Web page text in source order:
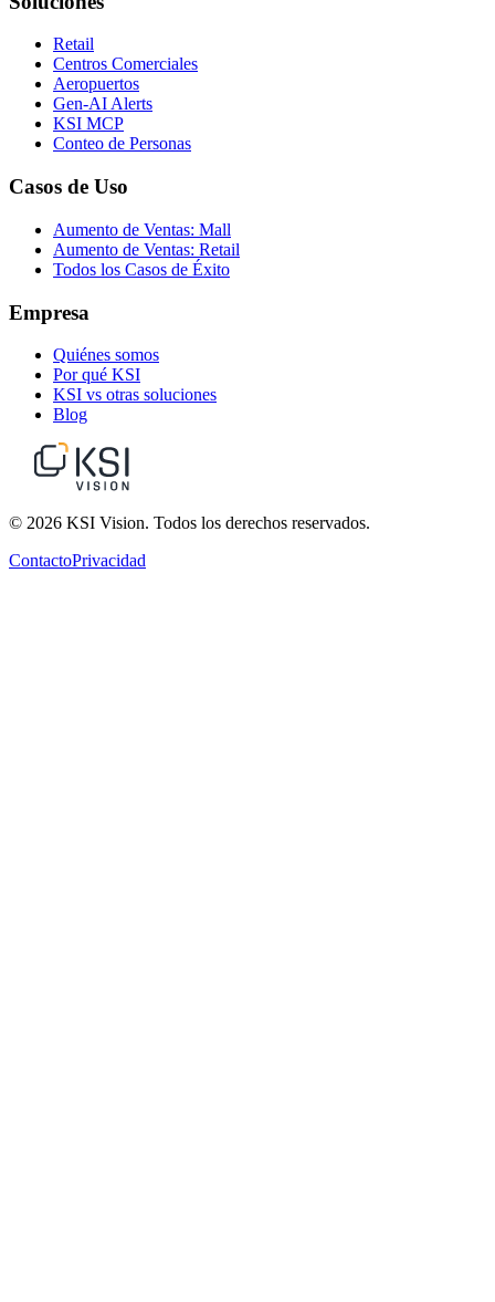
Retail
Centros Comerciales
Aeropuertos
Gen-AI Alerts
KSI MCP
Conteo de Personas
Casos de Uso
Aumento de Ventas: Mall
Aumento de Ventas: Retail
Todos los Casos de Éxito
Empresa
Quiénes somos
Por qué KSI
KSI vs otras soluciones
Blog
© 2026 KSI Vision. Todos los derechos reservados.
ContactoPrivacidad